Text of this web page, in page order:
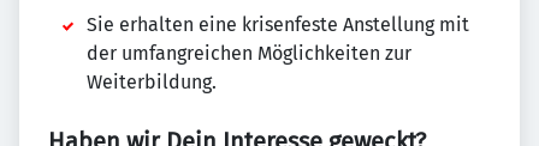
Sie erhalten eine krisenfeste Anstellung mit
der umfangreichen Möglichkeiten zur
Weiterbildung.